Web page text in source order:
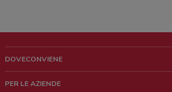
DOVECONVIENE
PER LE AZIENDE